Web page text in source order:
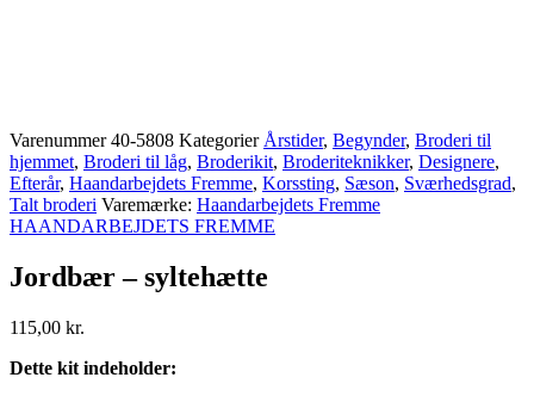
Varenummer40-5808 Kategorier Årstider, Begynder, Broderi til
hjemmet, Broderi til låg, Broderikit, Broderiteknikker, Designere,
Efterår, Haandarbejdets Fremme, Korssting, Sæson, Sværhedsgrad,
Talt broderi Varemærke: Haandarbejdets Fremme
HAANDARBEJDETS FREMME
Jordbær – syltehætte
115,00 kr.
Dette kit indeholder: